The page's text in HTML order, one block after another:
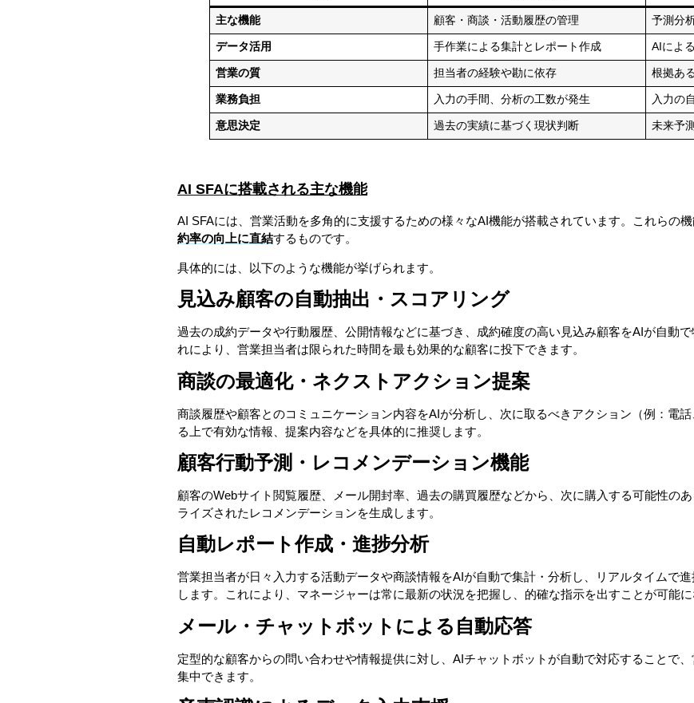
主な機能 顧客・商談・活動履歴の管理 予測分
データ活用 手作業による集計とレポート作成 AIによ
営業の質 担当者の経験や勘に依存 根拠あ
業務負担 入力の手間、分析の工数が発生 入力の
意思決定 過去の実績に基づく現状判断 未来予
AI SFAに搭載される主な機能
AI SFAには、営業活動を多角的に支援するための様々なAI機能が搭載されています。これらの機
約率の向上に直結するものです。
具体的には、以下のような機能が挙げられます。
見込み顧客の自動抽出・スコアリング
過去の成約データや行動履歴、公開情報などに基づき、成約確度の高い見込み顧客をAIが自動
れにより、営業担当者は限られた時間を最も効果的な顧客に投下できます。
商談の最適化・ネクストアクション提案
商談履歴や顧客とのコミュニケーション内容をAIが分析し、次に取るべきアクション（例：電
る上で有効な情報、提案内容などを具体的に推奨します。
顧客行動予測・レコメンデーション機能
顧客のWebサイト閲覧履歴、メール開封率、過去の購買履歴などから、次に購入する可能性の
ライズされたレコメンデーションを生成します。
自動レポート作成・進捗分析
営業担当者が日々入力する活動データや商談情報をAIが自動で集計・分析し、リアルタイムで
します。これにより、マネージャーは常に最新の状況を把握し、的確な指示を出すことが可能に
メール・チャットボットによる自動応答
定型的な顧客からの問い合わせや情報提供に対し、AIチャットボットが自動で対応することで
集中できます。